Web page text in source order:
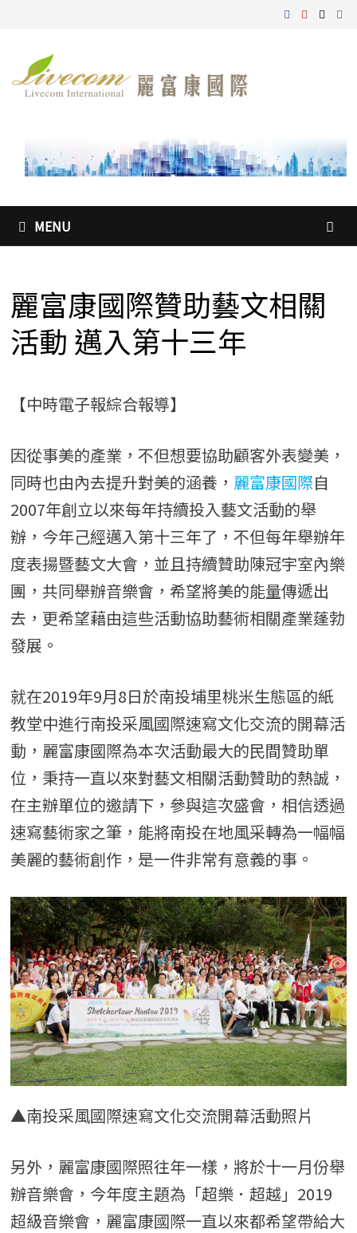
content
MENU
麗富康國際贊助藝文相關
活動 邁入第十三年
【中時電子報綜合報導】
因從事美的產業，不但想要協助顧客外表變美，
同時也由內去提升對美的涵養， 麗富康國際自
2007年創立以來每年持續投入藝文活動的舉
辦，今年己經邁入第十三年了，不但每年舉辦年
度表揚暨藝文大會，並且持續贊助陳冠宇室內樂
團，共同舉辦音樂會，希望將美的能量傳遞出
去，更希望藉由這些活動協助藝術相關產業蓬勃
發展。
就在2019年9月8日於南投埔里桃米生態區的紙
教堂中進行南投采風國際速寫文化交流的開幕活
動，麗富康國際為本次活動最大的民間贊助單
位，秉持一直以來對藝文相關活動贊助的熱誠，
在主辦單位的邀請下，參與這次盛會，相信透過
速寫藝術家之筆，能將南投在地風采轉為一幅幅
美麗的藝術創作，是一件非常有意義的事。
▲南投采風國際速寫文化交流開幕活動照片
另外，麗富康國際照往年一樣，將於十一月份舉
辦音樂會，今年度主題為「超樂．超越」2019
超級音樂會，麗富康國際一直以來都希望帶給大